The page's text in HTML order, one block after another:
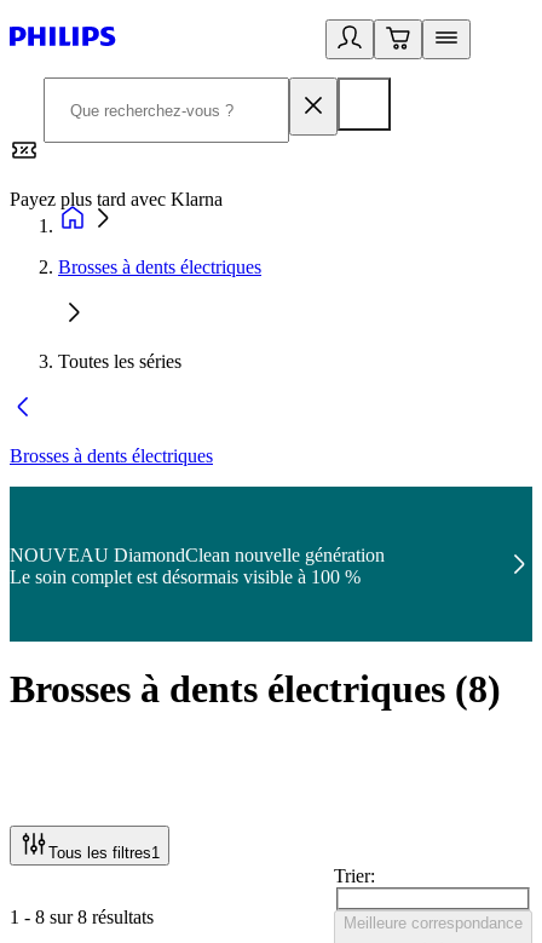
Payez plus tard avec Klarna
Brosses à dents électriques
Toutes les séries
Brosses à dents électriques
NOUVEAU DiamondClean nouvelle génération
Le soin complet est désormais visible à 100 %
Brosses à dents électriques (8)
Tous les filtres1
1 - 8 sur 8 résultats
Trier:
Meilleure correspondance